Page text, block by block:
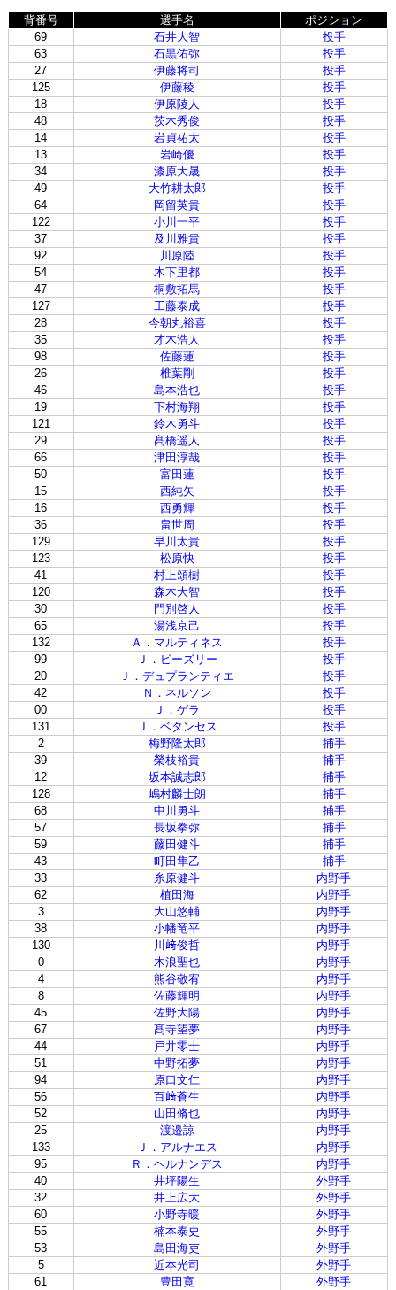
背番号 選手名
ポジション
69
石井大智
投手
63
石黒佑弥
投手
27
伊藤将司
投手
125
伊藤稜
投手
18
伊原陵人
投手
48
茨木秀俊
投手
14
岩貞祐太
投手
13
岩崎優
投手
34
漆原大晟
投手
49
大竹耕太郎
投手
64
岡留英貴
投手
122
小川一平
投手
37
及川雅貴
投手
92
川原陸
投手
54
木下里都
投手
47
桐敷拓馬
投手
127
工藤泰成
投手
28
今朝丸裕喜
投手
35
才木浩人
投手
98
佐藤蓮
投手
26
椎葉剛
投手
46
島本浩也
投手
19
下村海翔
投手
121
鈴木勇斗
投手
29
髙橋遥人
投手
66
津田淳哉
投手
50
富田蓮
投手
15
西純矢
投手
16
西勇輝
投手
36
畠世周
投手
129
早川太貴
投手
123
松原快
投手
41
村上頌樹
投手
120
森木大智
投手
30
門別啓人
投手
65
湯浅京己
投手
132
Ａ．マルティネス
投手
99
Ｊ．ビーズリー
投手
20
Ｊ．デュプランティエ
投手
42
Ｎ．ネルソン
投手
00
Ｊ．ゲラ
投手
131
Ｊ．ベタンセス
投手
2
梅野隆太郎
捕手
39
榮枝裕貴
捕手
12
坂本誠志郎
捕手
128
嶋村麟士朗
捕手
68
中川勇斗
捕手
57
長坂拳弥
捕手
59
藤田健斗
捕手
43
町田隼乙
捕手
33
糸原健斗
内野手
62
植田海
内野手
3
大山悠輔
内野手
38
小幡竜平
内野手
130
川﨑俊哲
内野手
0
木浪聖也
内野手
4
熊谷敬宥
内野手
8
佐藤輝明
内野手
45
佐野大陽
内野手
67
髙寺望夢
内野手
44
戸井零士
内野手
51
中野拓夢
内野手
94
原口文仁
内野手
56
百﨑蒼生
内野手
52
山田脩也
内野手
25
渡邉諒
内野手
133
Ｊ．アルナエス
内野手
95
Ｒ．ヘルナンデス
内野手
40
井坪陽生
外野手
32
井上広大
外野手
60
小野寺暖
外野手
55
楠本泰史
外野手
53
島田海吏
外野手
5
近本光司
外野手
61
豊田寛
外野手